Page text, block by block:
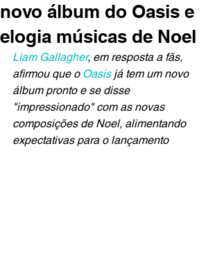
novo álbum do Oasis e
elogia músicas de Noel
Liam Gallagher, em resposta a fãs,
afirmou que o Oasis já tem um novo
álbum pronto e se disse
"impressionado" com as novas
composições de Noel, alimentando
expectativas para o lançamento